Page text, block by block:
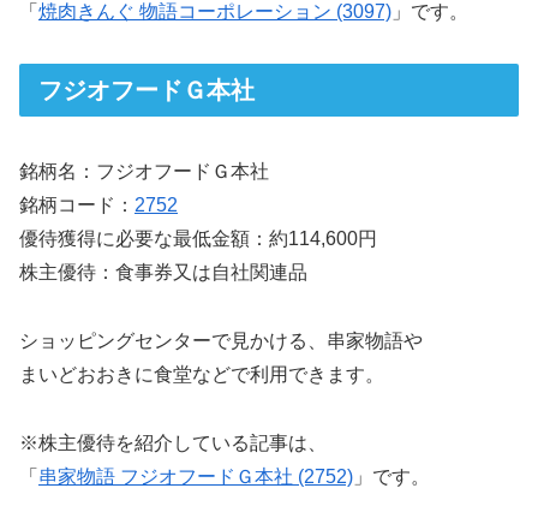
「 焼肉きんぐ 物語コーポレーション (3097) 」です。
フジオフードＧ本社
銘柄名：フジオフードＧ本社
銘柄コード： 2752
優待獲得に必要な最低金額：約114,600円
株主優待：食事券又は自社関連品
ショッピングセンターで見かける、串家物語や
まいどおおきに食堂などで利用できます。
※株主優待を紹介している記事は、
「 串家物語 フジオフードＧ本社 (2752) 」です。